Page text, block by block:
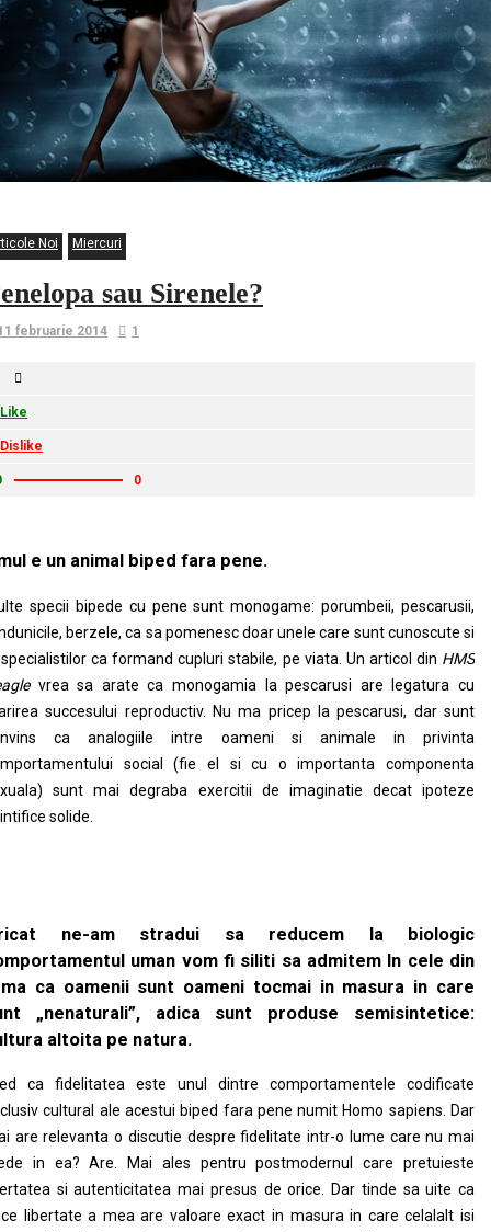
Noi Miercuri
sau Sirenele?
februarie 2014 1
Like
Dislike
0
e un animal biped fara pene.
specii bipede cu pene sunt monogame: porumbeii, pescarusii,
berzele, ca sa pomenesc doar unele care sunt cunoscute si
ca formand cupluri stabile, pe viata. Un articol din HMS
vrea sa arate ca monogamia la pescarusi are legatura cu
succesului reproductiv. Nu ma pricep la pescarusi, dar sunt
ca analogiile intre oameni si animale in privinta
social (fie el si cu o importanta componenta
sunt mai degraba exercitii de imaginatie decat ipoteze
solide.
ne-am stradui sa reducem la biologic
uman vom fi siliti sa admitem In cele din
ca oamenii sunt oameni tocmai in masura in care
„nenaturali”, adica sunt produse semisintetice:
altoita pe natura.
ca fidelitatea este unul dintre comportamentele codificate
cultural ale acestui biped fara pene numit Homo sapiens. Dar
are relevanta o discutie despre fidelitate intr-o lume care nu mai
in ea? Are. Mai ales pentru postmodernul care pretuieste
si autenticitatea mai presus de orice. Dar tinde sa uite ca
libertate a mea are valoare exact in masura in care celalalt isi